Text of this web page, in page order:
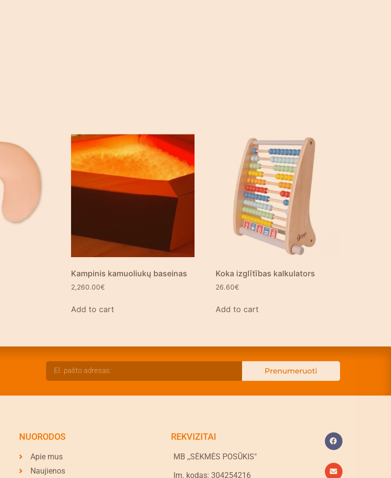
Kampinis kamuoliukų baseinas
2,260.00€
Add to cart
Koka izglītības kalkulators
26.60€
Add to cart
Prenumeruoti
NUORODOS
Apie mus
Naujienos
REKVIZITAI
MB ,,SĖKMĖS POSŪKIS"
Įm. kodas: 304254216